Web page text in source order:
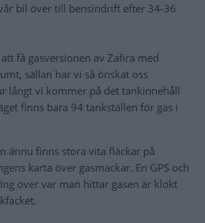
bil över till bensindrift efter 34-36
få gasversionen av Zafira med
sällan har vi så önskat oss
långt vi kommer på det tankinnehåll
finns bara 94 tankställen för gas i
ännu finns stora vita fläckar på
karta över gasmackar. En GPS och
över var man hittar gasen är klokt